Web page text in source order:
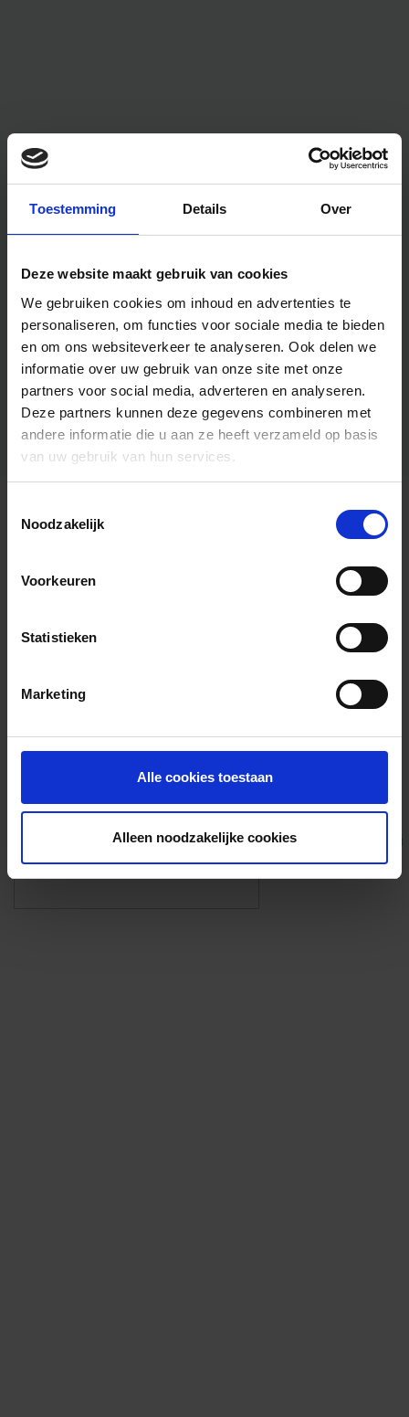
Toestemming Details Over
Deze website maakt gebruik van cookies
We gebruiken cookies om inhoud en advertenties te
personaliseren, om functies voor sociale media te bieden
en om ons websiteverkeer te analyseren. Ook delen we
informatie over uw gebruik van onze site met onze
partners voor social media, adverteren en analyseren.
Deze partners kunnen deze gegevens combineren met
andere informatie die u aan ze heeft verzameld op basis
van uw gebruik van hun services.
Noodzakelijk
Voorkeuren
Statistieken
Marketing
Alle cookies toestaan
Alleen noodzakelijke cookies
Algemene informatie
Foto’s ({{photos.length}})
Eigen foto’s